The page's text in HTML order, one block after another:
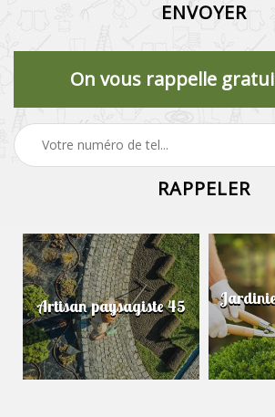
On vous rappelle
Artisan paysagiste 45